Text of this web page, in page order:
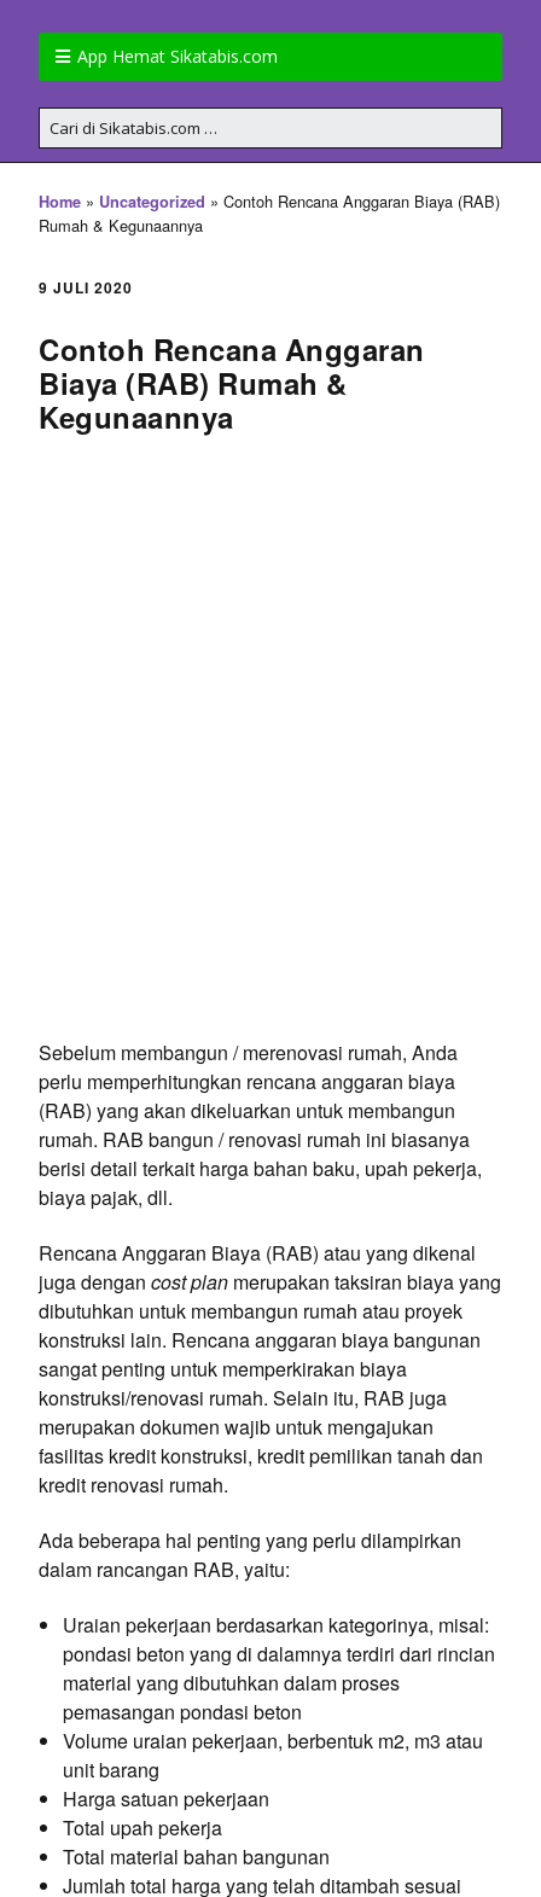
App Hemat Sikatabis.com
Home » Uncategorized » Contoh Rencana Anggaran Biaya (RAB)
Rumah & Kegunaannya
9 JULI 2020
Contoh Rencana Anggaran
Biaya (RAB) Rumah &
Kegunaannya
Sebelum membangun / merenovasi rumah, Anda
perlu memperhitungkan rencana anggaran biaya
(RAB) yang akan dikeluarkan untuk membangun
rumah. RAB bangun / renovasi rumah ini biasanya
berisi detail terkait harga bahan baku, upah pekerja,
biaya pajak, dll.
Rencana Anggaran Biaya (RAB) atau yang dikenal
juga dengan cost plan merupakan taksiran biaya yang
dibutuhkan untuk membangun rumah atau proyek
konstruksi lain. Rencana anggaran biaya bangunan
sangat penting untuk memperkirakan biaya
konstruksi/renovasi rumah. Selain itu, RAB juga
merupakan dokumen wajib untuk mengajukan
fasilitas kredit konstruksi, kredit pemilikan tanah dan
kredit renovasi rumah.
Ada beberapa hal penting yang perlu dilampirkan
dalam rancangan RAB, yaitu:
Uraian pekerjaan berdasarkan kategorinya, misal:
pondasi beton yang di dalamnya terdiri dari rincian
material yang dibutuhkan dalam proses
pemasangan pondasi beton
Volume uraian pekerjaan, berbentuk m2, m3 atau
unit barang
Harga satuan pekerjaan
Total upah pekerja
Total material bahan bangunan
Jumlah total harga yang telah ditambah sesuai